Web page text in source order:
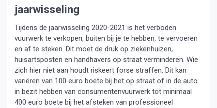
jaarwisseling
Tijdens de jaarwisseling 2020-2021 is het verboden
vuurwerk te verkopen, buiten bij je te hebben, te vervoeren
en af te steken. Dit moet de druk op ziekenhuizen,
huisartsposten en handhavers op straat verminderen. Wie
zich hier niet aan houdt riskeert forse straffen. Dit kan
variëren van 100 euro boete bij het op straat of in de auto
in bezit hebben van consumentenvuurwerk tot minimaal
400 euro boete bij het afsteken van professioneel